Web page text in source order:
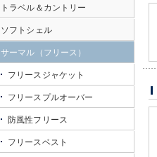
トラベル＆カントリー
ソフトシェル
サーマル（フリース）
フリースジャケット
フリースプルオーバー
防風性フリース
フリースベスト